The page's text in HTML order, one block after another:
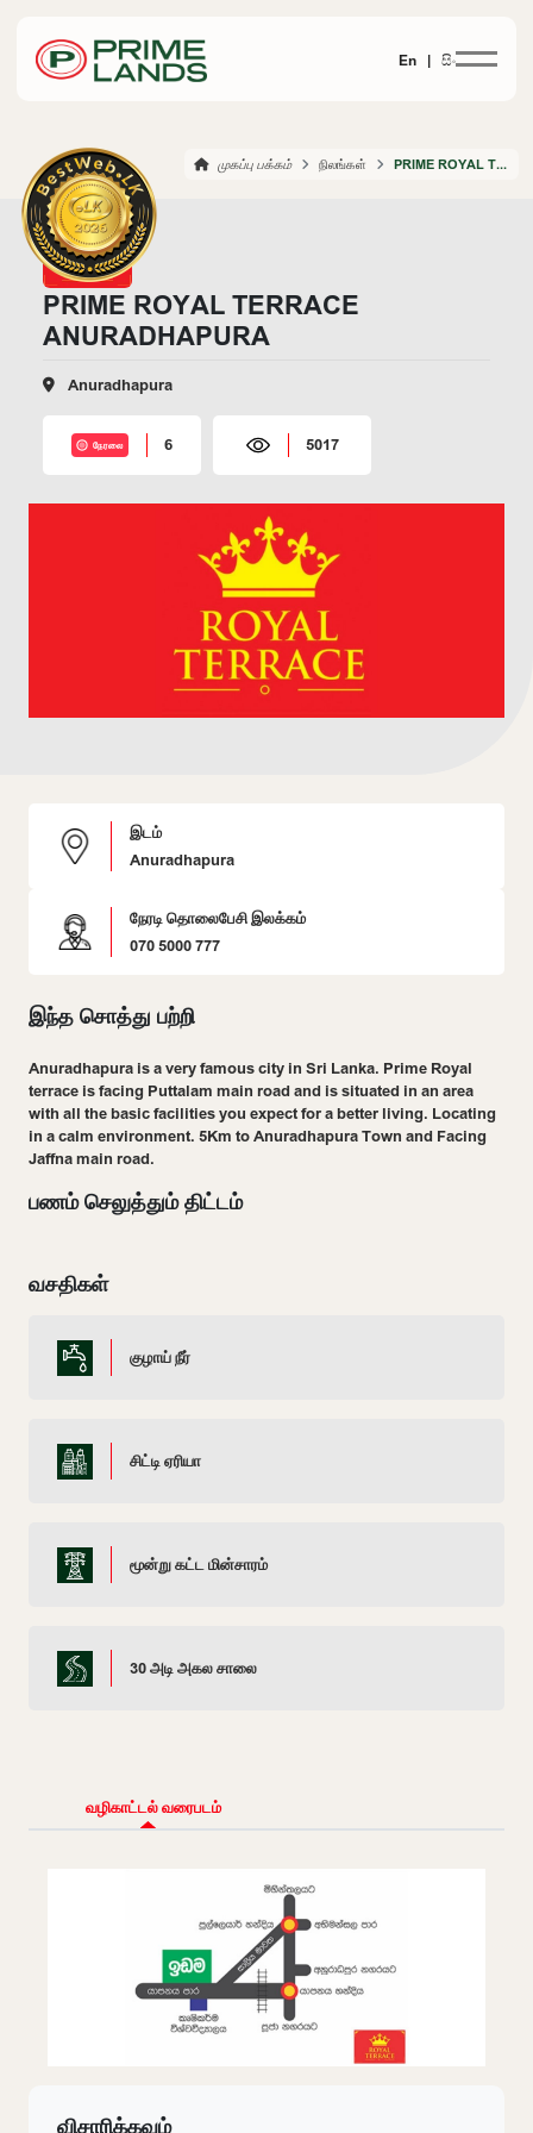
En | සිං
முகப்பு பக்கம் நிலங்கள் PRIME ROYAL TERRACE ANURADHAPURA
PRIME ROYAL TERRACE
ANURADHAPURA
Anuradhapura
நேரலை 6 5017
இடம்
Anuradhapura
நேரடி தொலைபேசி இலக்கம்
070 5000 777
இந்த சொத்து பற்றி
Anuradhapura is a very famous city in Sri Lanka. Prime Royal
terrace is facing Puttalam main road and is situated in an area
with all the basic facilities you expect for a better living. Locating
in a calm environment. 5Km to Anuradhapura Town and Facing
Jaffna main road.
பணம் செலுத்தும் திட்டம்
வசதிகள்
குழாய் நீர்
சிட்டி ஏரியா
மூன்று கட்ட மின்சாரம்
30 அடி அகல சாலை
வழிகாட்டல் வரைபடம்
விசாரிக்கவும்